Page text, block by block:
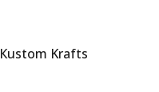
Кustom Krafts